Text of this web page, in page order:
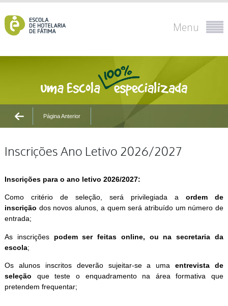
Menu
Página Anterior
Inscrições Ano Letivo 2026/2027
Inscrições para o ano letivo 2026/2027:
Como critério de seleção, será privilegiada aordem de
inscrição dos novos alunos, a quem será atribuído um número de
entrada;
As inscrições podem ser feitas online, ou na secretaria da
escola;
Os alunos inscritos deverão sujeitar-se a umaentrevista de
seleção que teste o enquadramento na área formativa que
pretendem frequentar;